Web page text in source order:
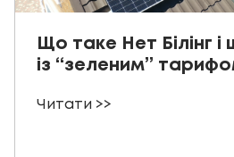
Що таке Нет Білінг
із “зеленим”
Читати >>